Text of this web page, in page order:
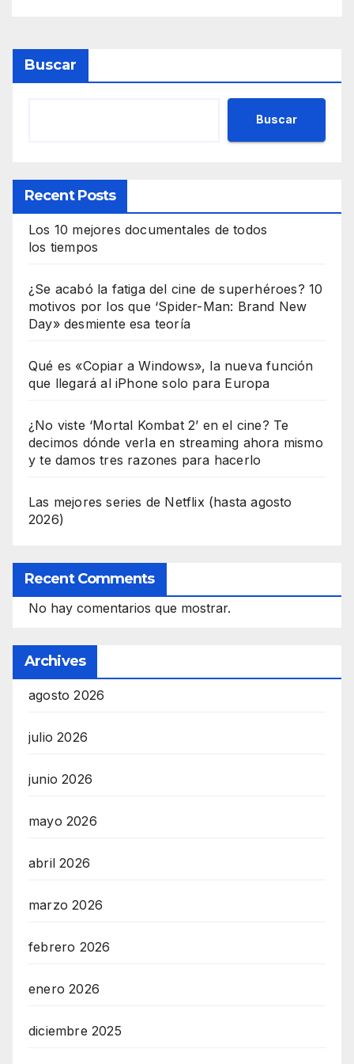
Buscar
Buscar
Recent Posts
Los 10 mejores documentales de todos
los tiempos
¿Se acabó la fatiga del cine de superhéroes? 10
motivos por los que ‘Spider-Man: Brand New
Day» desmiente esa teoría
Qué es «Copiar a Windows», la nueva función
que llegará al iPhone solo para Europa
¿No viste ‘Mortal Kombat 2’ en el cine? Te
decimos dónde verla en streaming ahora mismo
y te damos tres razones para hacerlo
Las mejores series de Netflix (hasta agosto
2026)
Recent Comments
No hay comentarios que mostrar.
Archives
agosto 2026
julio 2026
junio 2026
mayo 2026
abril 2026
marzo 2026
febrero 2026
enero 2026
diciembre 2025